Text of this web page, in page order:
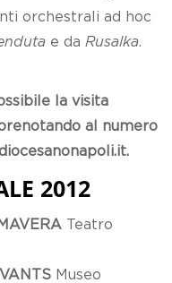
orchestrali ad hoc
e da Rusalka.
la visita
al numero
2012
Teatro
Museo